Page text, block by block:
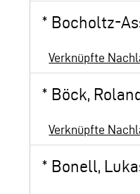
* Bocholtz-
Verknüpfte
* Böck,
Verknüpfte
* Bonell,